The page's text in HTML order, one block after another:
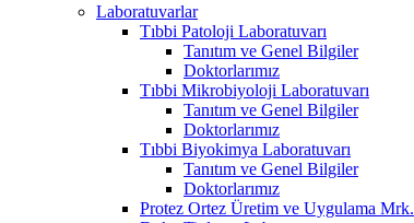
Laboratuvarlar
Tıbbi Patoloji Laboratuvarı
Tanıtım ve Genel Bilgiler
Doktorlarımız
Tıbbi Mikrobiyoloji Laboratuvarı
Tanıtım ve Genel Bilgiler
Doktorlarımız
Tıbbi Biyokimya Laboratuvarı
Tanıtım ve Genel Bilgiler
Doktorlarımız
Protez Ortez Üretim ve Uygulama Mrk.